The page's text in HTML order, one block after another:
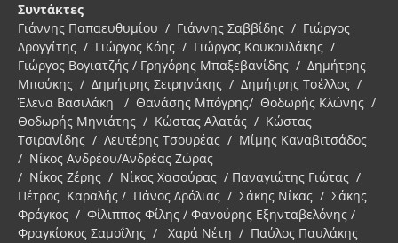
Συντάκτες
Γιάννης Παπαευθυμίου / Γιάννης Σαββίδης / Γιώργος
Δρογγίτης / Γιώργος Κόης / Γιώργος Κουκουλάκης /
Γιώργος Βογιατζής / Γρηγόρης Μπαξεβανίδης / Δημήτρης
Μπούκης / Δημήτρης Σειρηνάκης / Δημήτρης Τσέλλος /
Έλενα Βασιλάκη / Θανάσης Μπόγρης/ Θοδωρής Κλώνης /
Θοδωρής Μηνιάτης / Κώστας Αλατάς / Κώστας
Τσιρανίδης / Λευτέρης Τσουρέας / Μίμης Καναβιτσάδος
/ Νίκος Ανδρέου/Ανδρέας Ζώρας
/ Νίκος Ζέρης / Νίκος Χασούρας / Παναγιώτης Γιώτας /
Πέτρος Καραλής / Πάνος Δρόλιας / Σάκης Νίκας / Σάκης
Φράγκος / Φίλιππος Φίλης / Φανούρης Εξηνταβελόνης /
Φραγκίσκος Σαμοΐλης / Χαρά Νέτη / Παύλος Παυλάκης